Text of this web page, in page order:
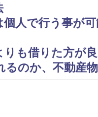
個人で行う事が
りも借りた方が
るのか、不動産